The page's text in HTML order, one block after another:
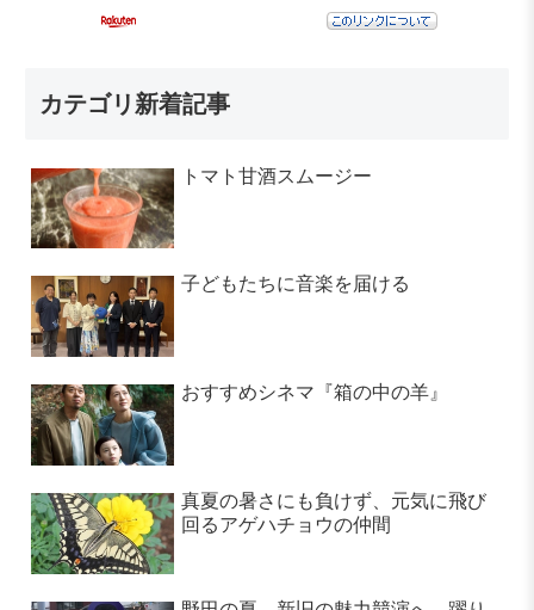
カテゴリ新着記事
トマト甘酒スムージー
子どもたちに音楽を届ける
おすすめシネマ『箱の中の羊』
真夏の暑さにも負けず、元気に飛び
回るアゲハチョウの仲間